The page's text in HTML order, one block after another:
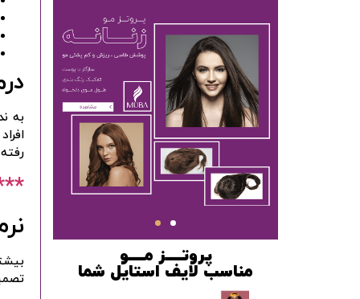
پروتــــز مــــو
مناسب لایف استایل شما
به